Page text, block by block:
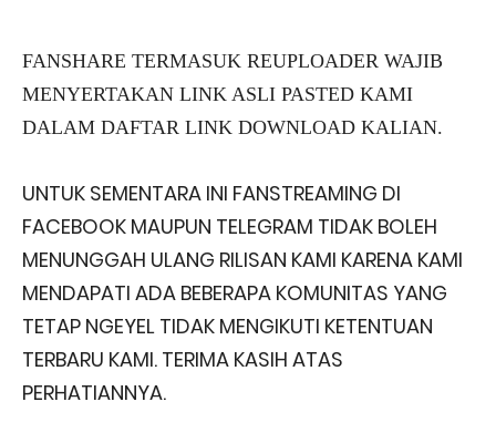
FANSHARE TERMASUK REUPLOADER WAJIB
MENYERTAKAN LINK ASLI PASTED KAMI
DALAM DAFTAR LINK DOWNLOAD KALIAN.
UNTUK SEMENTARA INI FANSTREAMING DI
FACEBOOK MAUPUN TELEGRAM TIDAK BOLEH
MENUNGGAH ULANG RILISAN KAMI KARENA KAMI
MENDAPATI ADA BEBERAPA KOMUNITAS YANG
TETAP NGEYEL TIDAK MENGIKUTI KETENTUAN
TERBARU KAMI. TERIMA KASIH ATAS
PERHATIANNYA.